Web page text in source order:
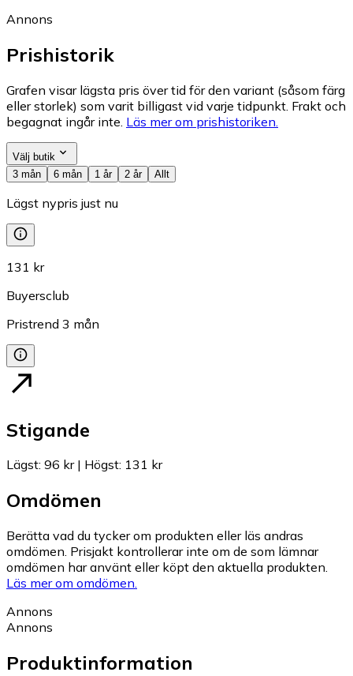
Annons
Prishistorik
Grafen visar lägsta pris över tid för den variant (såsom färg
eller storlek) som varit billigast vid varje tidpunkt. Frakt och
begagnat ingår inte. Läs mer om prishistoriken.
Välj butik
3 mån
6 mån 1 år 2 år Allt
Lägst nypris just nu
131 kr
Buyersclub
Pristrend 3 mån
Stigande
Lägst: 96 kr| Högst: 131 kr
Omdömen
Berätta vad du tycker om produkten eller läs andras
omdömen. Prisjakt kontrollerar inte om de som lämnar
omdömen har använt eller köpt den aktuella produkten.
Läs mer om omdömen.
Annons
Annons
Produktinformation